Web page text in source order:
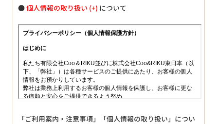
●個人情報の取り扱い について
「ご利用案内・注意事項」「個人情報の取り扱い」につい